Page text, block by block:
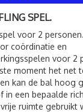
SPEL.
voor 2
coördinatie en
voor 2
moment het net
kan de bal hoog
in een bepaalde
ruimte gebruikt